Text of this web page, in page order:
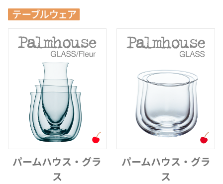
パームハウス・グラ
ス
パームハウス・グラ
ス